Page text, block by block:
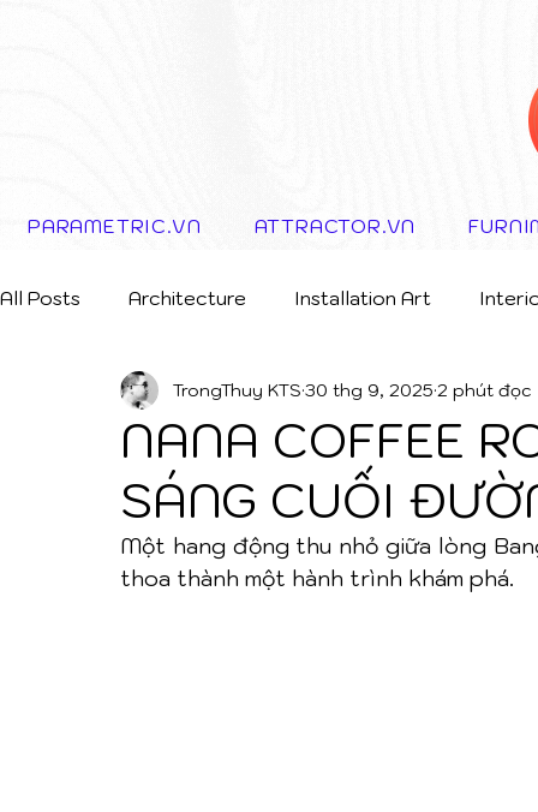
PARAMETRIC.VN ATTRACTOR.VN
All Posts Architecture Installation Art
Storytelling Concept
NANA COFFEE
SÁNG CUỐI
TrongThuy KTS 30 thg 9, 2025 2 phút đọc
Một hang động thu nhỏ giữa lòng
thoa thành một hành trình khám phá.